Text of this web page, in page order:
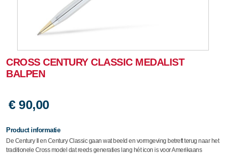
CROSS CENTURY CLASSIC MEDALIST
BALPEN
€ 90,00
Product informatie
De Century II en Century Classic gaan wat beeld en vormgeving betreft terug naar het
traditionele Cross model dat reeds generaties lang hét icon is voor Amerikaans